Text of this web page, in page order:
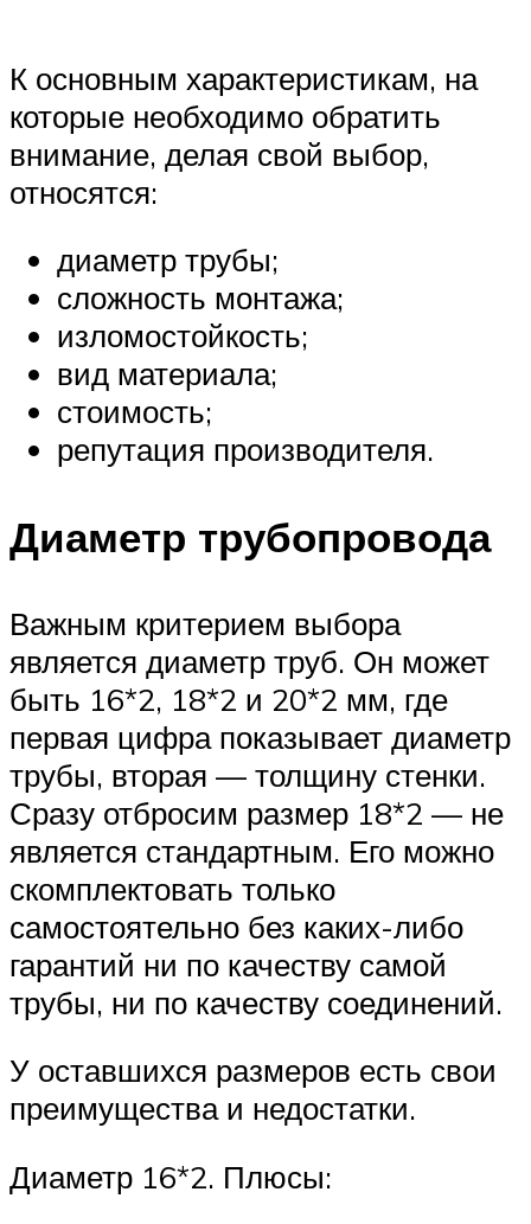
К основным характеристикам, на
которые необходимо обратить
внимание, делая свой выбор,
относятся:
диаметр трубы;
сложность монтажа;
изломостойкость;
вид материала;
стоимость;
репутация производителя.
Диаметр трубопровода
Важным критерием выбора
является диаметр труб. Он может
быть 16*2, 18*2 и 20*2 мм, где
первая цифра показывает диаметр
трубы, вторая — толщину стенки.
Сразу отбросим размер 18*2 — не
является стандартным. Его можно
скомплектовать только
самостоятельно без каких-либо
гарантий ни по качеству самой
трубы, ни по качеству соединений.
У оставшихся размеров есть свои
преимущества и недостатки.
Диаметр 16*2. Плюсы: